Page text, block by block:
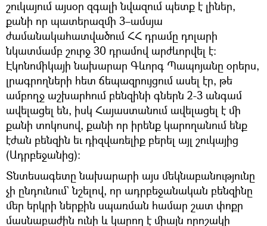
շուկայում այսօր զգալի նվազում պետք է լիներ,
քանի որ պատերազմի 3–ամսյա
ժամանակահատվածում ՀՀ դրամը դոլարի
նկատմամբ շուրջ 30 դրամով արժևորվել է։
Էկոնոմիկայի նախարար Գևորգ Պապոյանը օրերս,
լրագրողների հետ ճեպազրույցում ասել էր, թե
ամբողջ աշխարհում բենզինի գներն 2-3 անգամ
ավելացել են, իսկ Հայաստանում ավելացել է մի
քանի տոկոսով, քանի որ իրենք կարողանում ենք
էժան բենզին եւ դիզվառելիք բերել այլ շուկայից
(Ադրբեջանից)։
Տնտեսագետը նախարարի այս մեկնաբանությունը
չի ընդունում` նշելով, որ ադրբեջանական բենզինը
մեր երկրի ներքին սպառման համար շատ փոքր
մասնաբաժին ունի և կարող է միայն որոշակի